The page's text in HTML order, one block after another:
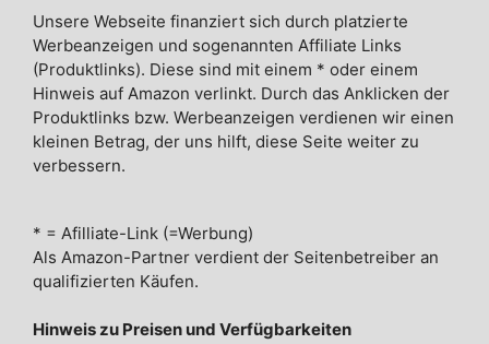
Unsere Webseite finanziert sich durch platzierte
Werbeanzeigen und sogenannten Affiliate Links
(Produktlinks). Diese sind mit einem * oder einem
Hinweis auf Amazon verlinkt. Durch das Anklicken der
Produktlinks bzw. Werbeanzeigen verdienen wir einen
kleinen Betrag, der uns hilft, diese Seite weiter zu
verbessern.
* = Afilliate-Link (=Werbung)
Als Amazon-Partner verdient der Seitenbetreiber an
qualifizierten Käufen.
Hinweis zu Preisen und Verfügbarkeiten